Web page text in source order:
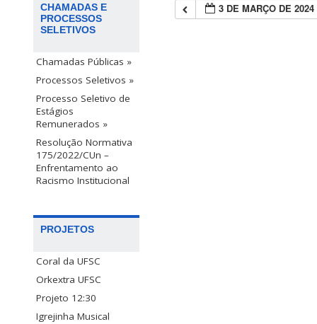
CHAMADAS E
PROCESSOS
SELETIVOS
Chamadas Públicas »
Processos Seletivos »
Processo Seletivo de
Estágios
Remunerados »
Resolução Normativa
175/2022/CUn –
Enfrentamento ao
Racismo Institucional
PROJETOS
Coral da UFSC
Orkextra UFSC
Projeto 12:30
Igrejinha Musical
3 DE MARÇO DE 2024